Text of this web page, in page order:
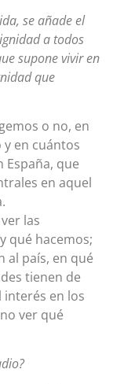
se añade el
a todos
supone vivir en
que
o no, en
en cuántos
España, que
en aquel
las
qué hacemos;
al país, en qué
tienen de
interés en los
ver qué